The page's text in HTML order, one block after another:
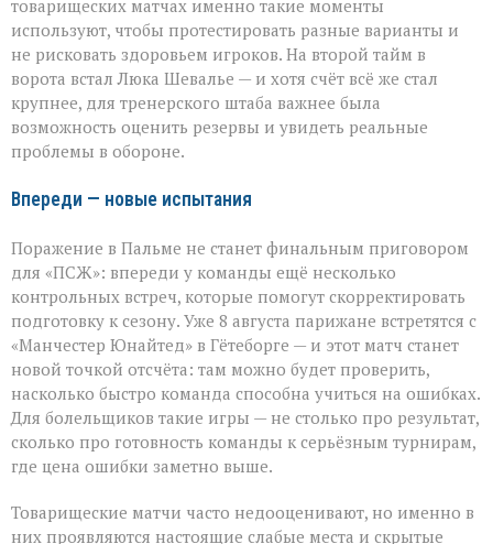
товарищеских матчах именно такие моменты
используют, чтобы протестировать разные варианты и
не рисковать здоровьем игроков. На второй тайм в
ворота встал Люка Шевалье — и хотя счёт всё же стал
крупнее, для тренерского штаба важнее была
возможность оценить резервы и увидеть реальные
проблемы в обороне.
Впереди — новые испытания
Поражение в Пальме не станет финальным приговором
для «ПСЖ»: впереди у команды ещё несколько
контрольных встреч, которые помогут скорректировать
подготовку к сезону. Уже 8 августа парижане встретятся с
«Манчестер Юнайтед» в Гётеборге — и этот матч станет
новой точкой отсчёта: там можно будет проверить,
насколько быстро команда способна учиться на ошибках.
Для болельщиков такие игры — не столько про результат,
сколько про готовность команды к серьёзным турнирам,
где цена ошибки заметно выше.
Товарищеские матчи часто недооценивают, но именно в
них проявляются настоящие слабые места и скрытые